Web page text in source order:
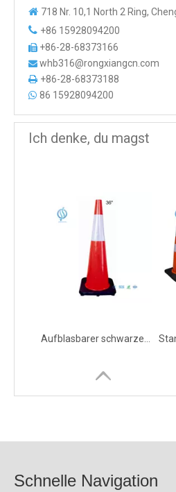
 718 Nr. 10,1 North 2 Ring,
 +86 15928094200
 +86-28-68373166
 whb316@rongxiangcn.com
 +86-28-68373188
 86 15928094200
Ich denke, du magst
Schnelle Navigation